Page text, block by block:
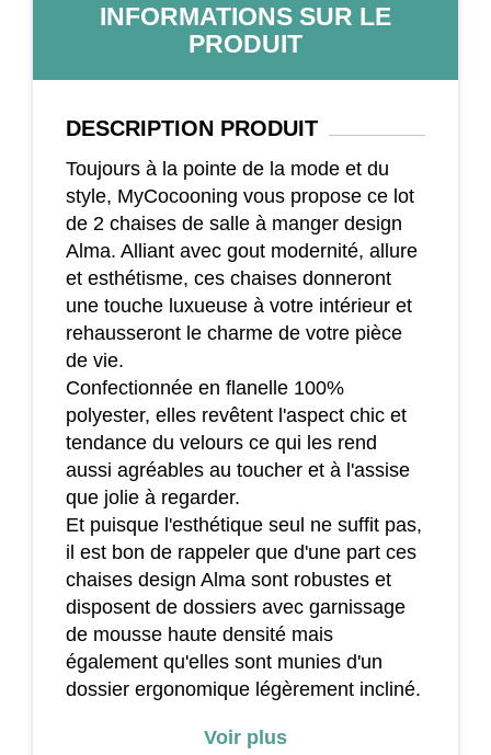
INFORMATIONS SUR LE
PRODUIT
DESCRIPTION PRODUIT
Toujours à la pointe de la mode et du
style, MyCocooning vous propose ce lot
de 2 chaises de salle à manger design
Alma. Alliant avec gout modernité, allure
et esthétisme, ces chaises donneront
une touche luxueuse à votre intérieur et
rehausseront le charme de votre pièce
de vie.
Confectionnée en flanelle 100%
polyester, elles revêtent l'aspect chic et
tendance du velours ce qui les rend
aussi agréables au toucher et à l'assise
que jolie à regarder.
Et puisque l'esthétique seul ne suffit pas,
il est bon de rappeler que d'une part ces
chaises design Alma sont robustes et
disposent de dossiers avec garnissage
de mousse haute densité mais
également qu'elles sont munies d'un
dossier ergonomique légèrement incliné.
afin d'améliorer leur stabilité, elles feront
Voir plus